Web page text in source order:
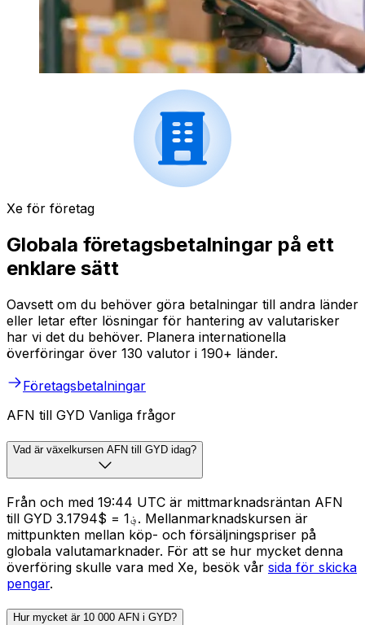
Xe för företag
Globala företagsbetalningar på ett
enklare sätt
Oavsett om du behöver göra betalningar till andra länder
eller letar efter lösningar för hantering av valutarisker
har vi det du behöver. Planera internationella
överföringar över 130 valutor i 190+ länder.
Företagsbetalningar
AFN till GYD Vanliga frågor
Vad är växelkursen AFN till GYD idag?
Från och med 19:44 UTC är mittmarknadsräntan AFN
till GYD ؋1 = $3.1794. Mellanmarknadskursen är
mittpunkten mellan köp- och försäljningspriser på
globala valutamarknader. För att se hur mycket denna
överföring skulle vara med Xe, besök vår sida för skicka
pengar.
Hur mycket är 10 000 AFN i GYD?